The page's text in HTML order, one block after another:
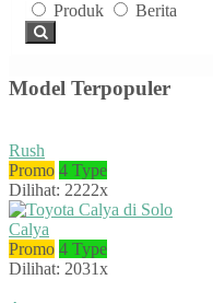
Produk Berita
Model Terpopuler
Rush
Promo 4 Type
Dilihat: 2222x
Calya
Promo 4 Type
Dilihat: 2031x